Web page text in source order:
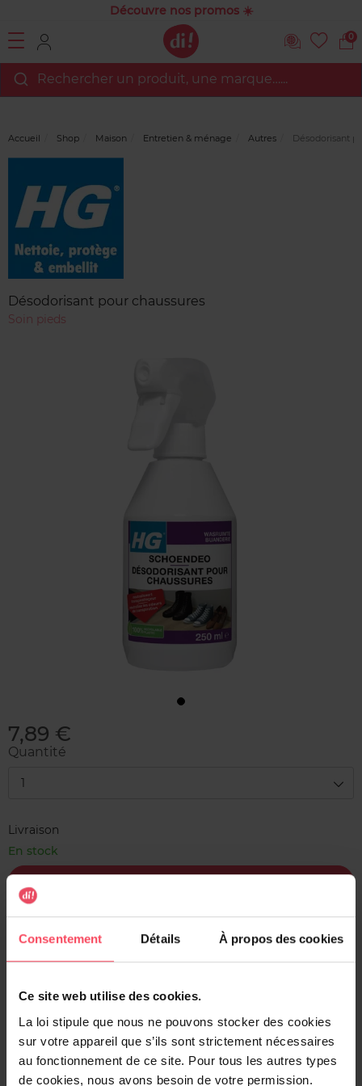
Consentement Détails À propos des cookies
Ce site web utilise des cookies.
La loi stipule que nous ne pouvons stocker des cookies
sur votre appareil que s’ils sont strictement nécessaires
au fonctionnement de ce site. Pour tous les autres types
de cookies, nous avons besoin de votre permission.
Découvre nos promos ☀️
0
Rechercher un produit, une marque…...
Accueil Shop Maison Entretien & ménage Autres Désodorisant
Marque
Désodorisant pour chaussures
Soin pieds
7,89 €
Quantité
1
Livraison
En stock
Description